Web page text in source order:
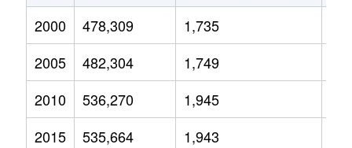
2000
478,309 1,735
2005
482,304 1,749
2010
536,270 1,945
2015
535,664 1,943